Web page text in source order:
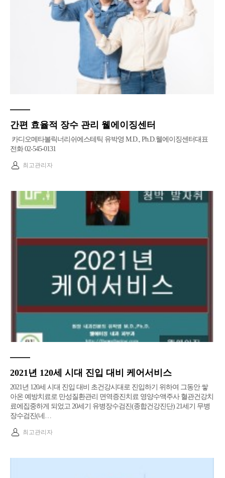
간편 효율적 장수 관리 웰에이징센터
카디오메타볼릭너리쉬에스테틱 유박영 M.D., Ph.D.웰에이징센터대표
전화 02-545-0131
최고관리자
2021년 120세 시대 진입 대비 케어서비스
2021년 120세 시대 진입 대비 초건강시대로 진입하기 위하여 그동안 쌓
아온 예방치료로 만성질환관리 면역증진치료 영양수액주사 혈관건강치
료에집중하게 되었고 20세기 유병장수검진(종합건강진단) 21세기 무병
장수검진(네…
최고관리자